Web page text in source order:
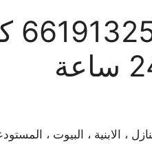
، الابنية ، البيوت ،